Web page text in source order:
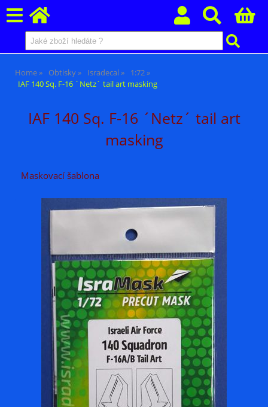
Home Obtisky Isradecal
1:72
IAF 140 Sq. F-16 ´Netz´ tail art masking
IAF 140 Sq. F-16 ´Netz´ tail art
masking
Maskovací šablona